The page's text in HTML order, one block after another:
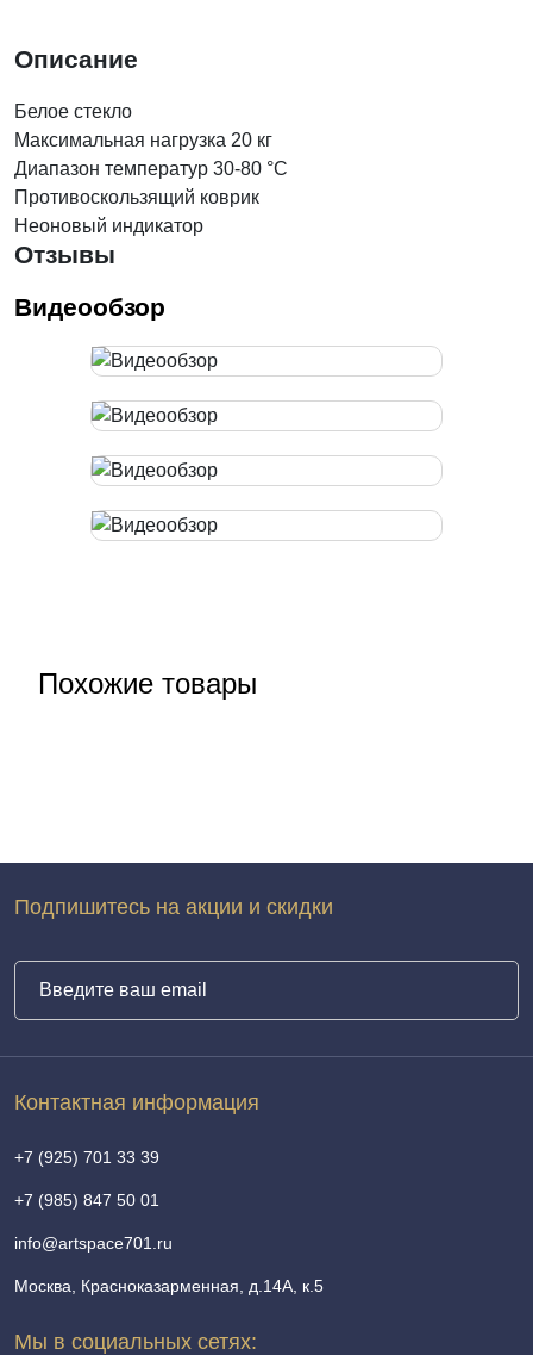
Описание
Белое стекло
Максимальная нагрузка 20 кг
Диапазон температур 30-80 °С
Противоскользящий коврик
Неоновый индикатор
Отзывы
Видеообзор
Похожие товары
Контактная информация
+7 (925) 701 33 39
+7 (985) 847 50 01
info@artspace701.ru
Москва, Красноказарменная, д.14А, к.5
Мы в социальных сетях:
Подпишитесь на акции и скидки